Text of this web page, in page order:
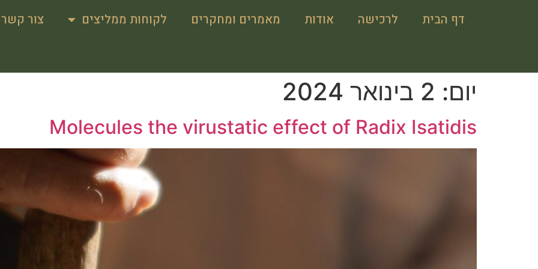
דף הבית לרכישה אודות מאמרים ומחקרים לקוחות ממליצים צור קשר
יום: 2 בינואר 2024
Molecules the virustatic effect of Radix Isatidis